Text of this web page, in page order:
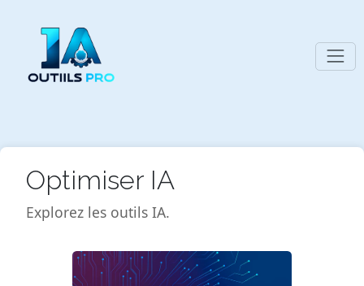
Optimiser IA
Explorez les outils IA.